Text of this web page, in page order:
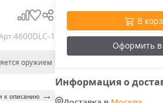
4600DLC-1
оружием
к описанию →
В
Оформить в
Информация о